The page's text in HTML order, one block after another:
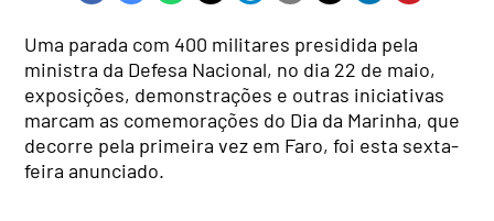
Uma parada com 400 militares presidida pela
ministra da Defesa Nacional, no dia 22 de maio,
exposições, demonstrações e outras iniciativas
marcam as comemorações do Dia da Marinha, que
decorre pela primeira vez em Faro, foi esta sexta-
feira anunciado.